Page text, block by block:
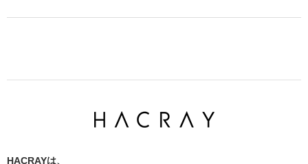
HACRAYは、